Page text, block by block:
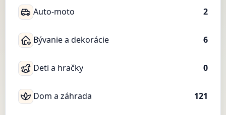
Auto-moto 2
Bývanie a dekorácie 6
Deti a hračky 0
Dom a záhrada 121